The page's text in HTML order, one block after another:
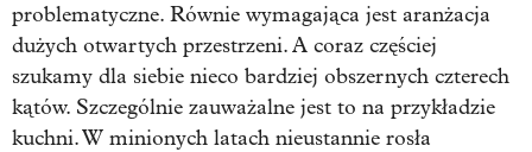
problematyczne. Równie wymagająca jest aranżacja
dużych otwartych przestrzeni. A coraz częściej
szukamy dla siebie nieco bardziej obszernych czterech
kątów. Szczególnie zauważalne jest to na przykładzie
kuchni. W minionych latach nieustannie rosła